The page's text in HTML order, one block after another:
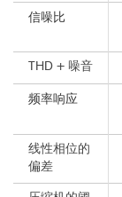
信噪比
THD + 噪音
频率响应
线性相位的
偏差